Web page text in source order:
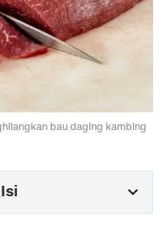
bau daging kambing